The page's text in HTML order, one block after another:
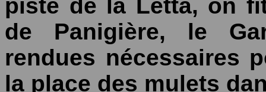
piste de la Letta, on
de Panigière, le
rendues nécessaires
la place des mulets